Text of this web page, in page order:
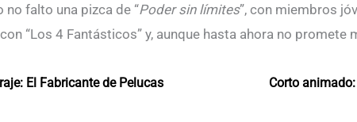
no falto una pizca de “Poder sin límites”, con miembros
“Los 4 Fantásticos” y, aunque hasta ahora no
El Fabricante de Pelucas Corto